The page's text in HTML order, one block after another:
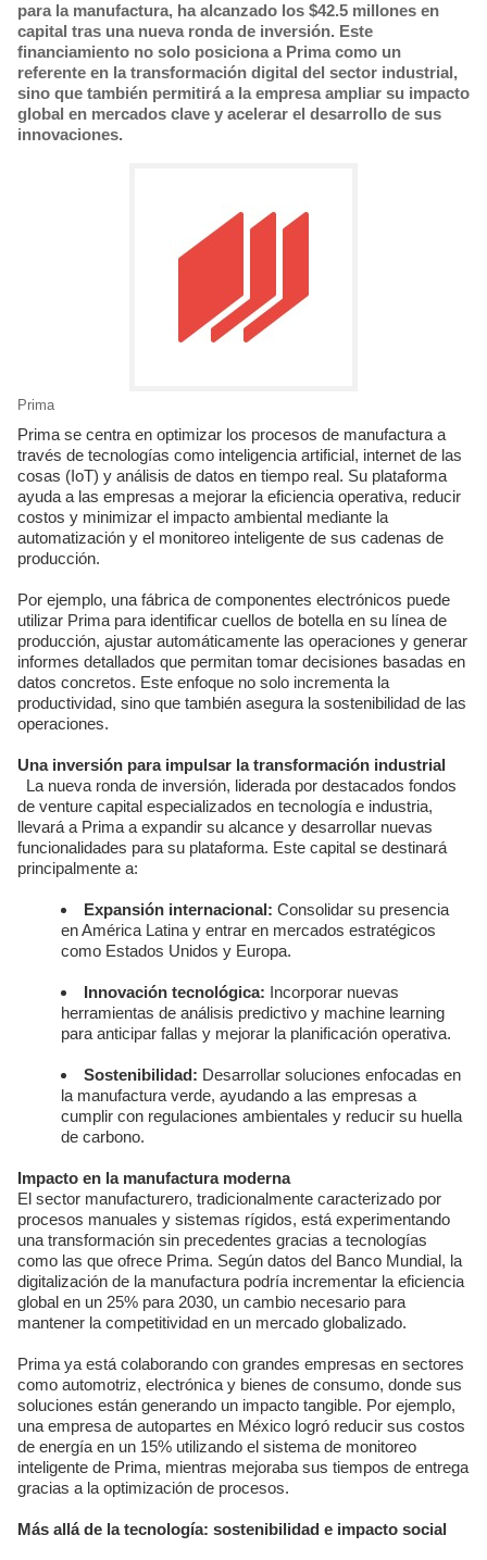
para la manufactura, ha alcanzado los $42.5 millones en
capital tras una nueva ronda de inversión. Este
financiamiento no solo posiciona a Prima como un
referente en la transformación digital del sector industrial,
sino que también permitirá a la empresa ampliar su impacto
global en mercados clave y acelerar el desarrollo de sus
innovaciones.
Prima
Prima se centra en optimizar los procesos de manufactura a
través de tecnologías como inteligencia artificial, internet de las
cosas (IoT) y análisis de datos en tiempo real. Su plataforma
ayuda a las empresas a mejorar la eficiencia operativa, reducir
costos y minimizar el impacto ambiental mediante la
automatización y el monitoreo inteligente de sus cadenas de
producción.
Por ejemplo, una fábrica de componentes electrónicos puede
utilizar Prima para identificar cuellos de botella en su línea de
producción, ajustar automáticamente las operaciones y generar
informes detallados que permitan tomar decisiones basadas en
datos concretos. Este enfoque no solo incrementa la
productividad, sino que también asegura la sostenibilidad de las
operaciones.
Una inversión para impulsar la transformación industrial
La nueva ronda de inversión, liderada por destacados fondos
de venture capital especializados en tecnología e industria,
llevará a Prima a expandir su alcance y desarrollar nuevas
funcionalidades para su plataforma. Este capital se destinará
principalmente a:
Expansión internacional: Consolidar su presencia
en América Latina y entrar en mercados estratégicos
como Estados Unidos y Europa.
Innovación tecnológica: Incorporar nuevas
herramientas de análisis predictivo y machine learning
para anticipar fallas y mejorar la planificación operativa.
Sostenibilidad: Desarrollar soluciones enfocadas en
la manufactura verde, ayudando a las empresas a
cumplir con regulaciones ambientales y reducir su huella
de carbono.
Impacto en la manufactura moderna
El sector manufacturero, tradicionalmente caracterizado por
procesos manuales y sistemas rígidos, está experimentando
una transformación sin precedentes gracias a tecnologías
como las que ofrece Prima. Según datos del Banco Mundial, la
digitalización de la manufactura podría incrementar la eficiencia
global en un 25% para 2030, un cambio necesario para
mantener la competitividad en un mercado globalizado.
Prima ya está colaborando con grandes empresas en sectores
como automotriz, electrónica y bienes de consumo, donde sus
soluciones están generando un impacto tangible. Por ejemplo,
una empresa de autopartes en México logró reducir sus costos
de energía en un 15% utilizando el sistema de monitoreo
inteligente de Prima, mientras mejoraba sus tiempos de entrega
gracias a la optimización de procesos.
Más allá de la tecnología: sostenibilidad e impacto social